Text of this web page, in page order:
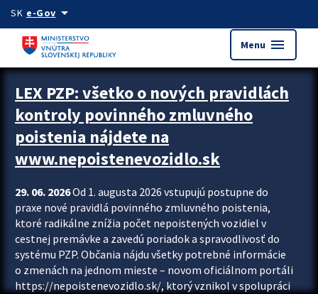
Preskocit na hlavný obsah
SK e-Govarrow_drop_down
Menu menu
Zastavit automatický posun upútavok
LEX PZP: všetko o nových pravidlách
kontroly povinného zmluvného
poistenia nájdete na
www.nepoistenevozidlo.sk
29. 06. 2026Od 1. augusta 2026 vstupujú postupne do
praxe nové pravidlá povinného zmluvného poistenia,
ktoré radikálne znížia počet nepoistených vozidiel v
cestnej premávke a zavedú poriadok a spravodlivosť do
systému PZP. Občania nájdu všetky potrebné informácie
o zmenách na jednom mieste – novom oficiálnom portáli
https://nepoistenevozidlo.sk/, ktorý vznikol v spolupráci